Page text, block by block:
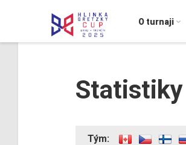
O turnaji
Statistiky
Tým: